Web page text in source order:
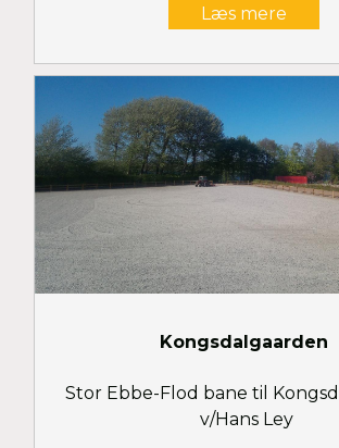
Læs mere
Kongsdalgaarden
Stor Ebbe-Flod bane til
v/Hans Ley